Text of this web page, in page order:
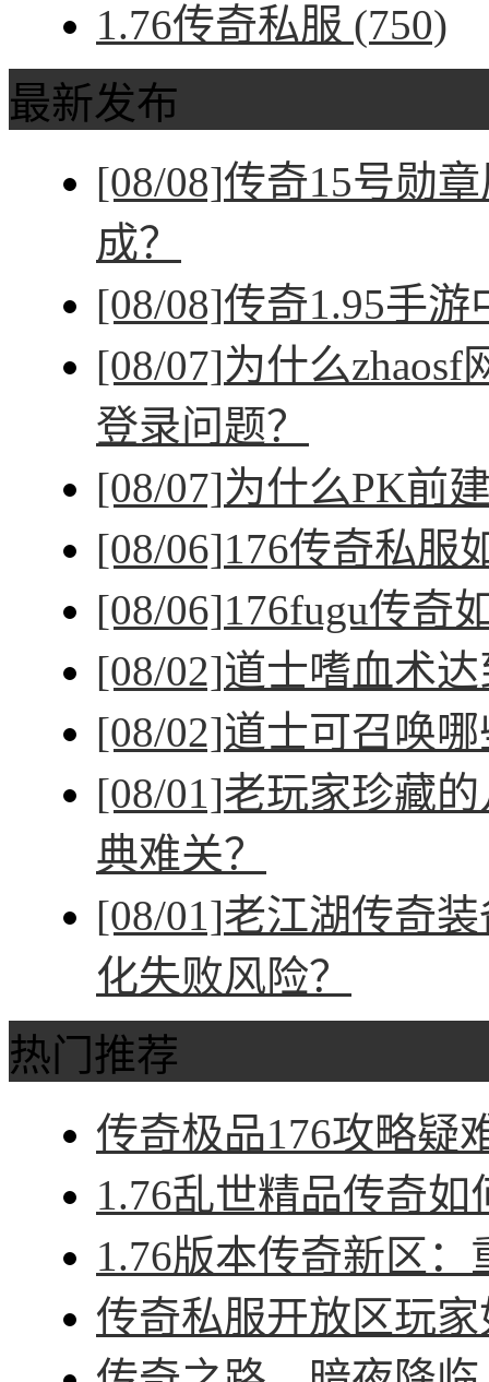
1.76传奇私服 (750)
最新发布
[08/08]传奇15号勋
成？
[08/08]传奇1.95手
[08/07]为什么
登录问题？
[08/07]为什么PK前
[08/06]176传奇私服
[08/06]176fugu传奇
[08/02]道士嗜血术
[08/02]道士可召唤
[08/01]老玩家珍藏
典难关？
[08/01]老江湖传奇
化失败风险？
热门推荐
传奇极品176攻略疑
1.76乱世精品传奇
1.76版本传奇新区
传奇私服开放区玩